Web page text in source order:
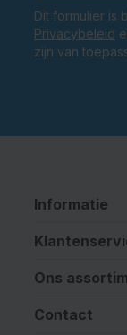
Dit formulier is
Privacybeleid
zijn van
Informatie
Ons
Contact